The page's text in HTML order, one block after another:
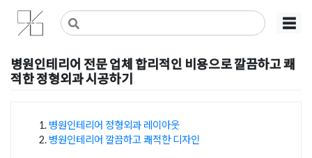
Skip
content
사무실인테리어 디자인 공사 비용견적 플랫폼
사무실인테리어 916
☰
병원인테리어 전문 업체 합리적인 비용으로 깔끔하고 쾌
적한 정형외과 시공하기
병원인테리어 정형외과 레이아웃
병원인테리어 깔끔하고 쾌적한 디자인